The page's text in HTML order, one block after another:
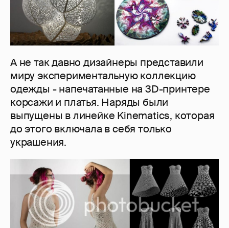
А не так давно дизайнеры представили
миру экспериментальную коллекцию
одежды - напечатанные на 3D-принтере
корсажи и платья. Наряды были
выпущены в линейке Kinematics, которая
до этого включала в себя только
украшения.